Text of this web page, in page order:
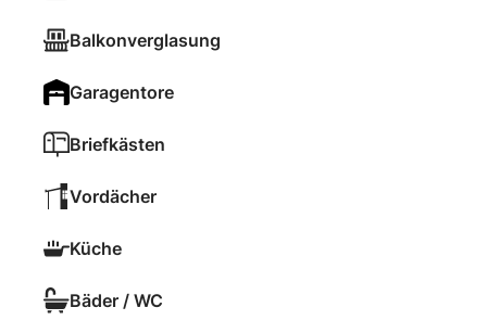
Balkonverglasung
Garagentore
Briefkästen
Vordächer
Küche
Bäder / WC